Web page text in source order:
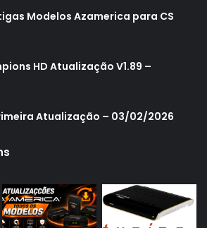
S1006 Plus
S1007 New
S1009
S2005
S2010
S2015
Modelos Azamerica para CS
HD Atualização V1.89 –
Atualização – 03/02/2026